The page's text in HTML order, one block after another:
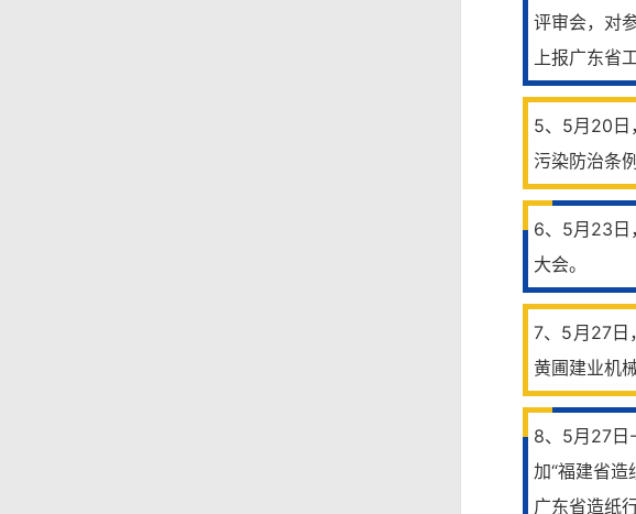
评审会，对
上报广东省
5、5月20日
污染防治条
6、5月23日
大会。
7、5月27日
黄圃建业机
8、5月27日
加“福建省
广东省造纸